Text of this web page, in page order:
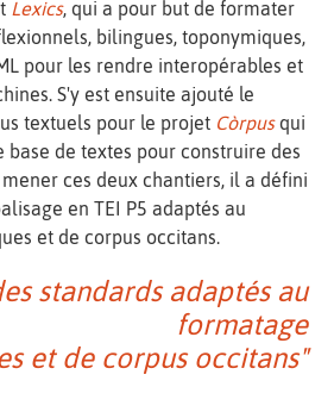
Lexics, qui a pour but de formater
bilingues, toponymiques,
pour les rendre interopérables et
S'y est ensuite ajouté le
textuels pour le projet Còrpusqui
base de textes pour construire des
mener ces deux chantiers, il a défini
en TEI P5 adaptés au
et de corpus occitans.
standards adaptés au
formatage
et de corpus occitans"